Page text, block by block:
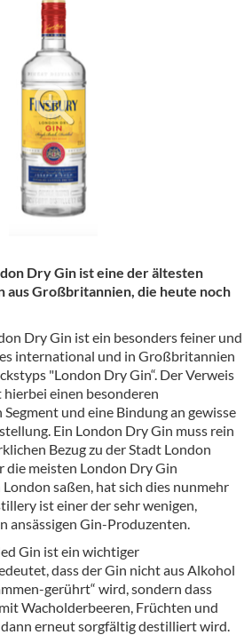
Dry Gin ist eine der ältesten
aus Großbritannien, die heute noch
Dry Gin ist ein besonders feiner und
international und in Großbritannien
"London Dry Gin“. Der Verweis
einen besonderen
und eine Bindung an gewisse
Ein London Dry Gin muss rein
Bezug zu der Stadt London
die meisten London Dry Gin
saßen, hat sich dies nunmehr
ist einer der sehr wenigen,
ansässigen Gin-Produzenten.
Gin ist ein wichtiger
dass der Gin nicht aus Alkohol
gerührt“ wird, sondern dass
Wacholderbeeren, Früchten und
erneut sorgfältig destilliert wird.